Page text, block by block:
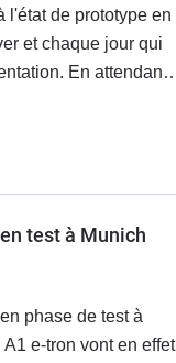
l'état de prototype en
et chaque jour qui
En attendant,
test à Munich
phase de test à
e-tron vont en effet